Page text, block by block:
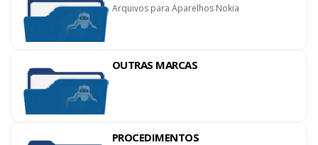
Arquivos para Aparelhos Nokia
OUTRAS MARCAS
PROCEDIMENTOS